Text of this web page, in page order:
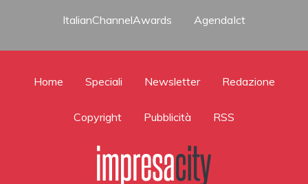
ItalianChannelAwards
AgendaIct
Home Speciali Newsletter Redazione
Copyright Pubblicità RSS